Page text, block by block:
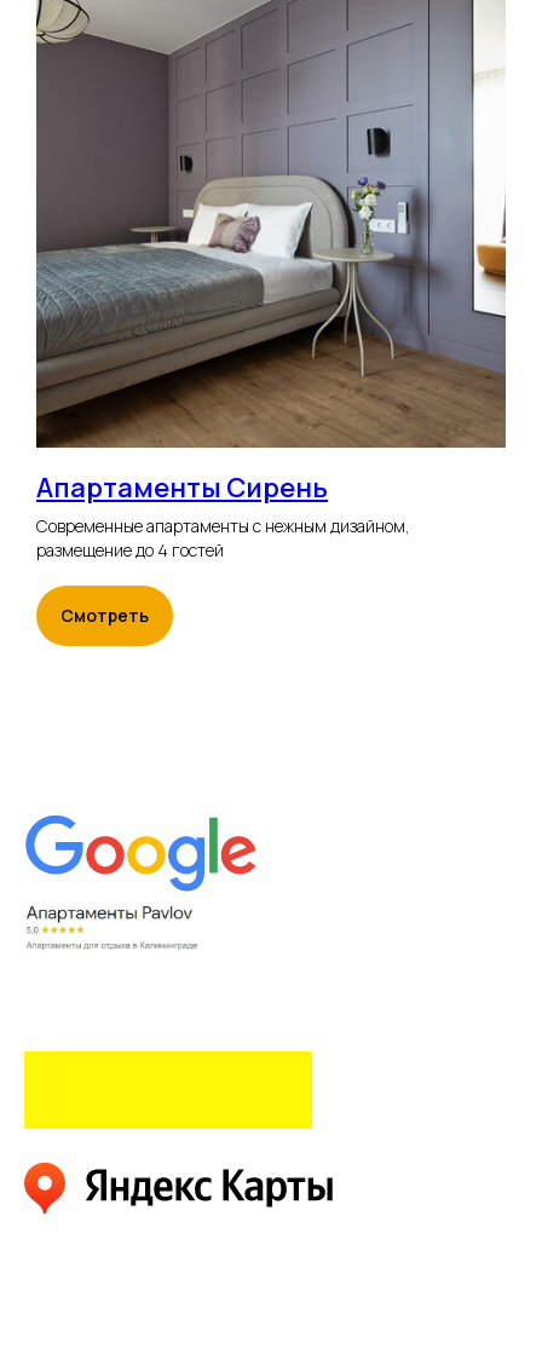
Апартаменты Сирень
Современные апартаменты с нежным дизайном,
размещение до 4 гостей
Смотреть